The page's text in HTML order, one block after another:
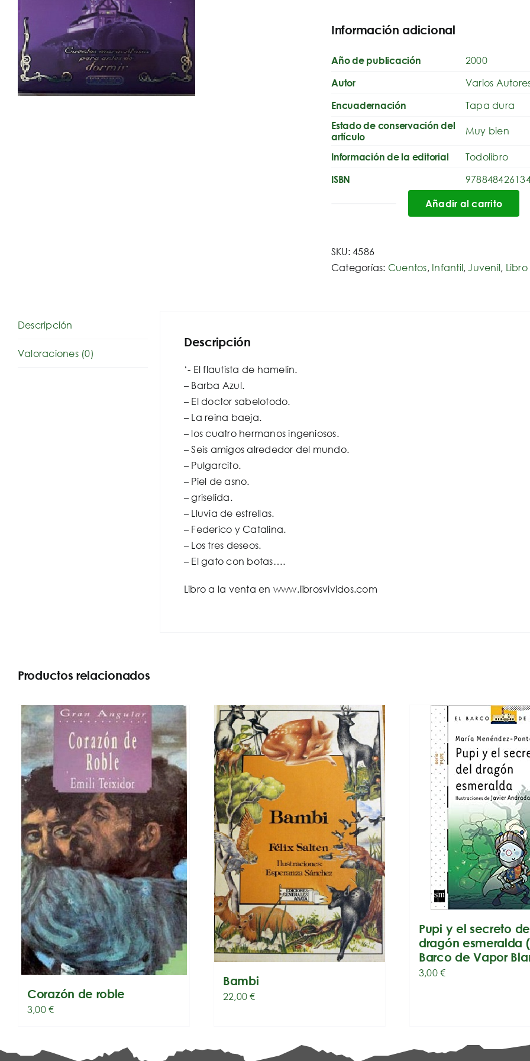
Información adicional
Año de publicación 2000
Autor Varios
Encuadernación Tapa dura
Estado de conservación del
artículo
Muy bien
Información de la editorial Todolibro
ISBN
cantidad
Añadir al carrito
SKU:4586
Categorías: Cuentos, Infantil, Juvenil,
Descripción
Valoraciones (0)
Descripción
‘- El flautista de hamelin.
– Barba Azul.
– El doctor sabelotodo.
– La reina baeja.
– los cuatro hermanos ingeniosos.
– Seis amigos alrededor del mundo.
– Pulgarcito.
– Piel de asno.
– griselida.
– Lluvia de estrellas.
– Federico y Catalina.
– Los tres deseos.
– El gato con botas….
Libro a la venta en www.librosvividos.com
Productos relacionados
Corazón de roble
3,00€
Bambi
22,00€
Pupi y el secreto
dragón esmeralda
Barco de Vapor
3,00€